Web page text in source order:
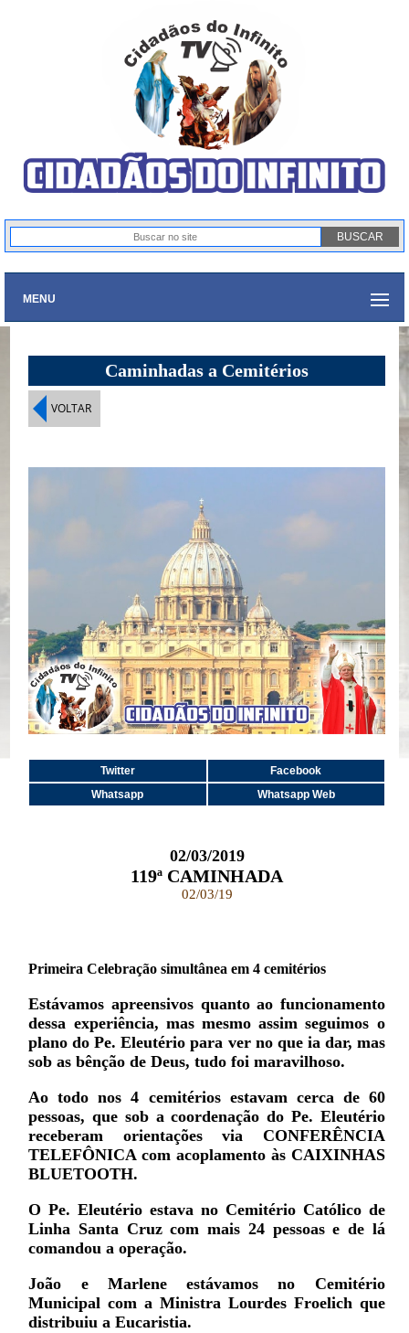
MENU
Caminhadas a Cemitérios
VOLTAR
Twitter
Facebook
Whatsapp
Whatsapp Web
02/03/2019
119ª CAMINHADA
02/03/19
Primeira Celebração simultânea em 4 cemitérios
Estávamos apreensivos quanto ao funcionamento
dessa experiência, mas mesmo assim seguimos o
plano do Pe. Eleutério para ver no que ia dar, mas
sob as bênção de Deus, tudo foi maravilhoso.
Ao todo nos 4 cemitérios estavam cerca de 60
pessoas, que sob a coordenação do Pe. Eleutério
receberam orientações via CONFERÊNCIA
TELEFÔNICA com acoplamento às CAIXINHAS
BLUETOOTH.
O Pe. Eleutério estava no Cemitério Católico de
Linha Santa Cruz com mais 24 pessoas e de lá
comandou a operação.
João e Marlene estávamos no Cemitério
Municipal com a Ministra Lourdes Froelich que
distribuiu a Eucaristia.